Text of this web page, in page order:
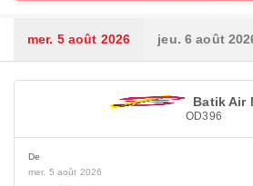
mer. 5 août 2026 jeu. 6 août
Batik Air
OD396
De
mer. 5 août 2026